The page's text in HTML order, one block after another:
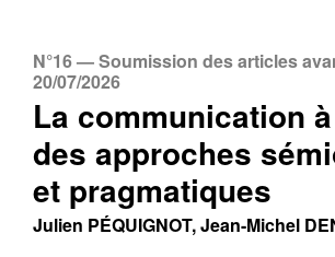
N°16 — Soumission des articles
20/07/2026
La communication
des approches
et pragmatiques
Julien PÉQUIGNOT, Jean-Michel